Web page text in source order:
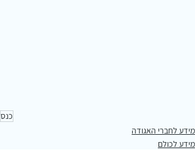
כנס
מידע לחברי האגודה
מידע לכולם